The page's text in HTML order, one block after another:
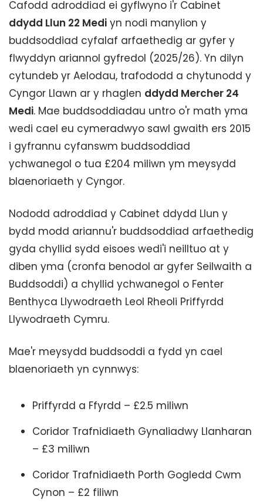
Cafodd adroddiad ei gyflwyno i'r Cabinet
ddydd Llun 22 Medi yn nodi manylion y
buddsoddiad cyfalaf arfaethedig ar gyfer y
flwyddyn ariannol gyfredol (2025/26). Yn dilyn
cytundeb yr Aelodau, trafododd a chytunodd y
Cyngor Llawn ar y rhaglen ddydd Mercher 24
Medi. Mae buddsoddiadau untro o'r math yma
wedi cael eu cymeradwyo sawl gwaith ers 2015
i gyfrannu cyfanswm buddsoddiad
ychwanegol o tua £204 miliwn ym meysydd
blaenoriaeth y Cyngor.
Nododd adroddiad y Cabinet ddydd Llun y
bydd modd ariannu'r buddsoddiad arfaethedig
gyda chyllid sydd eisoes wedi'i neilltuo at y
diben yma (cronfa benodol ar gyfer Seilwaith a
Buddsoddi) a chyllid ychwanegol o Fenter
Benthyca Llywodraeth Leol Rheoli Priffyrdd
Llywodraeth Cymru.
Mae'r meysydd buddsoddi a fydd yn cael
blaenoriaeth yn cynnwys:
Priffyrdd a Ffyrdd – £2.5 miliwn
Coridor Trafnidiaeth Gynaliadwy Llanharan
– £3 miliwn
Coridor Trafnidiaeth Porth Gogledd Cwm
Cynon – £2 filiwn